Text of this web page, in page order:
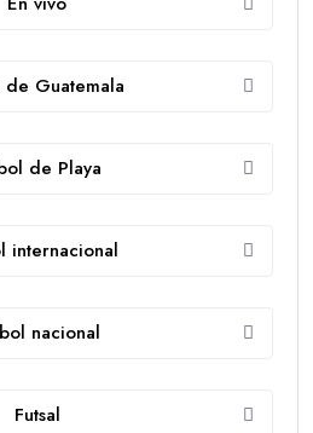
de Guatemala
de Playa
internacional
nacional
Futsal